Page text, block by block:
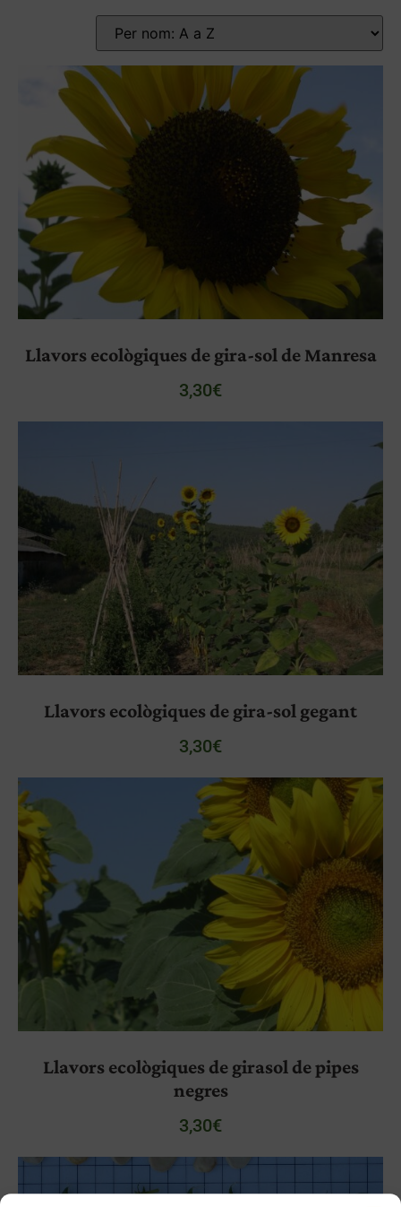
Llavors ecològiques de gira-sol de Manresa
3,30€
Llavors ecològiques de gira-sol gegant
3,30€
Llavors ecològiques de girasol de pipes
negres
3,30€